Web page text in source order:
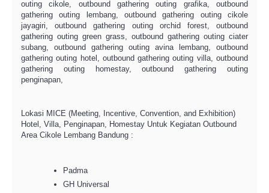
outing cikole, outbound gathering outing grafika, outbound
gathering outing lembang, outbound gathering outing cikole
jayagiri, outbound gathering outing orchid forest, outbound
gathering outing green grass, outbound gathering outing ciater
subang, outbound gathering outing avina lembang, outbound
gathering outing hotel, outbound gathering outing villa, outbound
gathering outing homestay, outbound gathering outing
penginapan,
Lokasi MICE (Meeting, Incentive, Convention, and Exhibition)
Hotel, Villa, Penginapan, Homestay Untuk Kegiatan Outbound
Area Cikole Lembang Bandung :
Padma
GH Universal